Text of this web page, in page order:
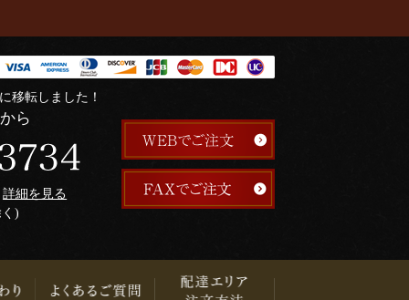
移転しました！
ら
詳細を見る
)